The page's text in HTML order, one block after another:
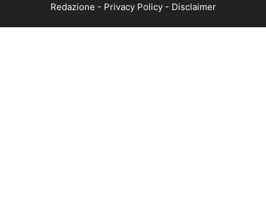
Redazione - Privacy Policy- Disclaimer